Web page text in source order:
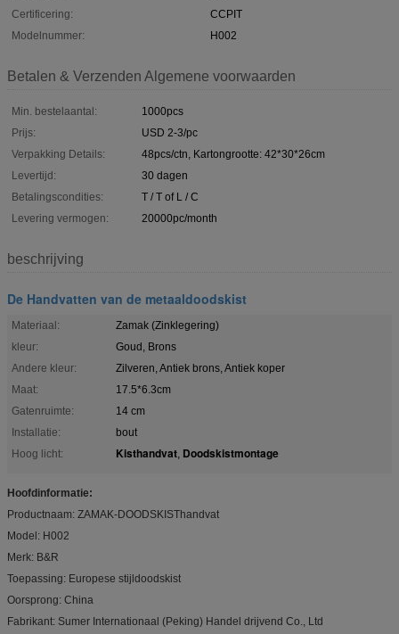
Certificering:
CCPIT
Modelnummer:
H002
Betalen & Verzenden Algemene voorwaarden
Min. bestelaantal:
1000pcs
Prijs:
USD 2-3/pc
Verpakking Details:
48pcs/ctn, Kartongrootte: 42*30*26cm
Levertijd:
30 dagen
Betalingscondities:
T / T of L / C
Levering vermogen:
20000pc/month
beschrijving
De Handvatten van de metaaldoodskist
Materiaal:
Zamak (Zinklegering)
kleur:
Goud, Brons
Andere kleur:
Zilveren, Antiek brons, Antiek koper
Maat:
17.5*6.3cm
Gatenruimte:
14 cm
Installatie:
bout
Hoog licht:
Kisthandvat, Doodskistmontage
Hoofdinformatie:
Productnaam: ZAMAK-DOODSKISThandvat
Model: H002
Merk: B&R
Toepassing: Europese stijldoodskist
Oorsprong: China
Fabrikant: Sumer Internationaal (Peking) Handel drijvend Co., Ltd